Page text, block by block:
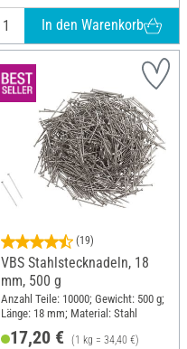
In den Warenkorb
(19)
VBS Stahlstecknadeln, 18
mm, 500 g
Anzahl Teile: 10000; Gewicht: 500 g;
Länge: 18 mm; Material: Stahl
17,20 € (1 kg = 34,40 €)